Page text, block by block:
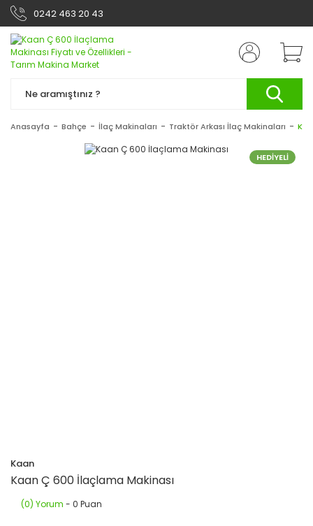
0242 463 20 43
Anasayfa Bahçe İlaç Makinaları Traktör Arkası İlaç Makinaları
HEDİYELİ
Kaan
Kaan Ç 600 İlaçlama Makinası
(0) Yorum - 0 Puan